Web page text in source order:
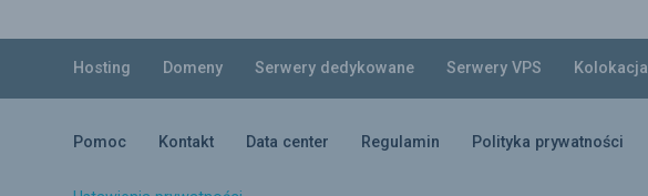
Hosting Domeny Serwery dedykowane Serwery VPS Kolokacja
Pomoc Kontakt Data center Regulamin Polityka prywatności